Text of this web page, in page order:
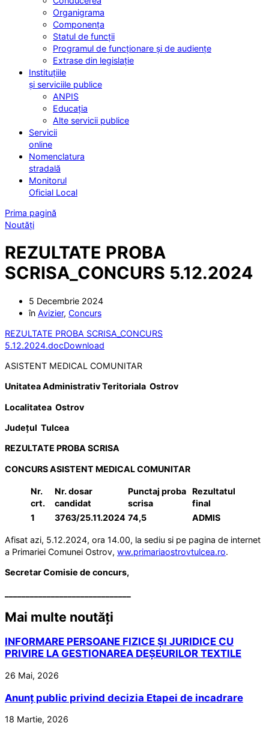
Organigrama
Componența
Statul de funcții
Programul de funcționare și de audiențe
Extrase din legislație
Instituțiile
și serviciile publice
ANPIS
Educația
Alte servicii publice
Servicii
online
Nomenclatura
stradală
Monitorul
Oficial Local
Prima pagină
Noutăți
REZULTATE PROBA
SCRISA_CONCURS 5.12.2024
5 Decembrie 2024
în Avizier, Concurs
REZULTATE PROBA SCRISA_CONCURS
5.12.2024.docDownload
ASISTENT MEDICAL COMUNITAR
Unitatea Administrativ Teritoriala Ostrov
Localitatea Ostrov
Județul Tulcea
REZULTATE PROBA SCRISA
CONCURS ASISTENT MEDICAL COMUNITAR
Nr.
crt.
Nr. dosar
candidat
Punctaj proba
scrisa
Rezultatul
final
1
3763/25.11.2024 74,5 ADMIS
Afisat azi, 5.12.2024, ora 14.00, la sediu si pe pagina de internet
a Primariei Comunei Ostrov, ww.primariaostrovtulcea.ro.
Secretar Comisie de concurs,
Mai multe noutăți
INFORMARE PERSOANE FIZICE ȘI JURIDICE CU
PRIVIRE LA GESTIONAREA DEȘEURILOR TEXTILE
26 Mai, 2026
Anunț public privind decizia Etapei de incadrare
18 Martie, 2026